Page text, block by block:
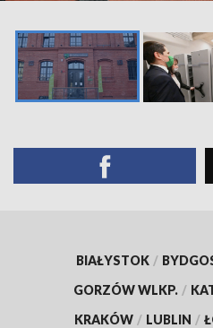
BIAŁYSTOK /
GORZÓW WLKP. /
KRAKÓW / LUBLIN /